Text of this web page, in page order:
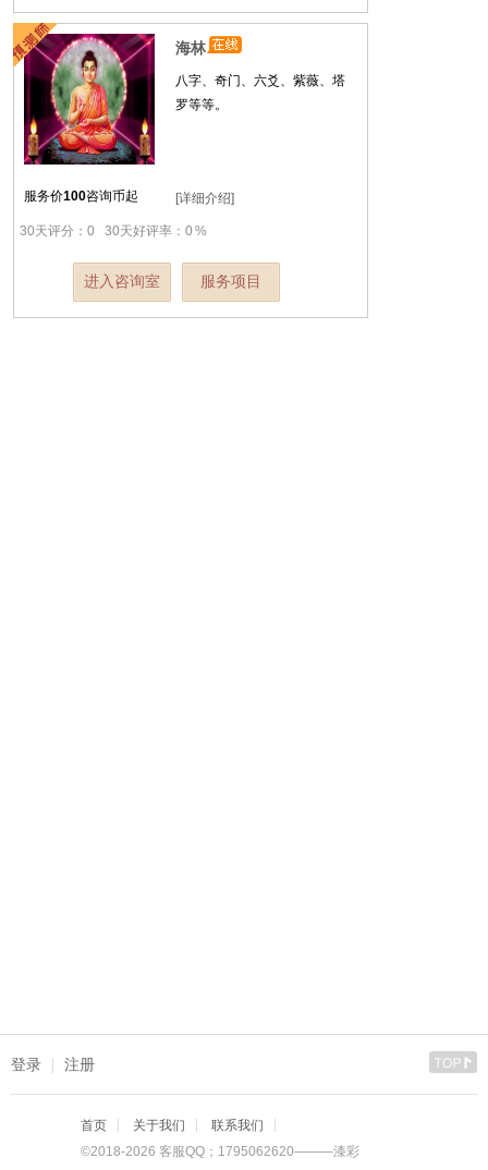
登录 注册
首页 关于我们
联系我们
©2018-2026 客服QQ；1795062620———漆彩